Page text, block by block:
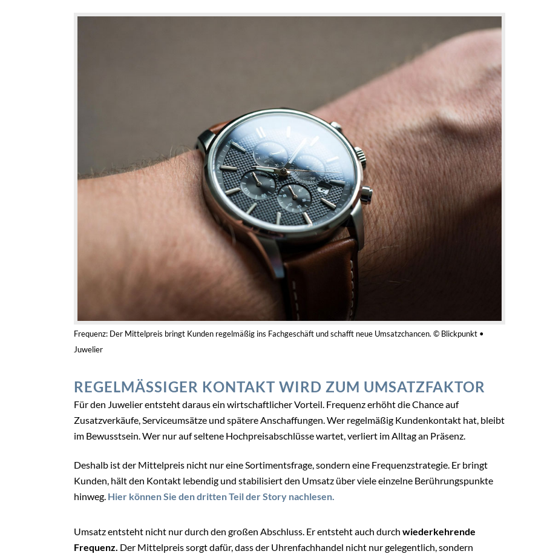
Frequenz: Der Mittelpreis bringt Kunden regelmäßig ins Fachgeschäft und schafft neue Umsatzchancen. © Blickpunkt •
Juwelier
REGELMÄSSIGER KONTAKT WIRD ZUM UMSATZFAKTOR
Für den Juwelier entsteht daraus ein wirtschaftlicher Vorteil. Frequenz erhöht die Chance auf
Zusatzverkäufe, Serviceumsätze und spätere Anschaffungen. Wer regelmäßig Kundenkontakt hat, bleibt
im Bewusstsein. Wer nur auf seltene Hochpreisabschlüsse wartet, verliert im Alltag an Präsenz.
Deshalb ist der Mittelpreis nicht nur eine Sortimentsfrage, sondern eine Frequenzstrategie. Er bringt
Kunden, hält den Kontakt lebendig und stabilisiert den Umsatz über viele einzelne Berührungspunkte
hinweg. Hier können Sie den dritten Teil der Story nachlesen.
Umsatz entsteht nicht nur durch den großen Abschluss. Er entsteht auch durch wiederkehrende
Frequenz. Der Mittelpreis sorgt dafür, dass der Uhrenfachhandel nicht nur gelegentlich, sondern